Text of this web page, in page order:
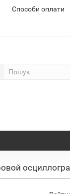
Способи оплати